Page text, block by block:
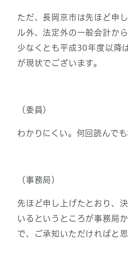
ただ、長岡京市は先ほど申
ル外、法定外の一般会計か
少なくとも平成30年度以降
が現状でございます。
（委員）
わかりにくい。何回読んでも
（事務局）
先ほど申し上げたとおり、
いるというところが事務局
で、ご承知いただければと思